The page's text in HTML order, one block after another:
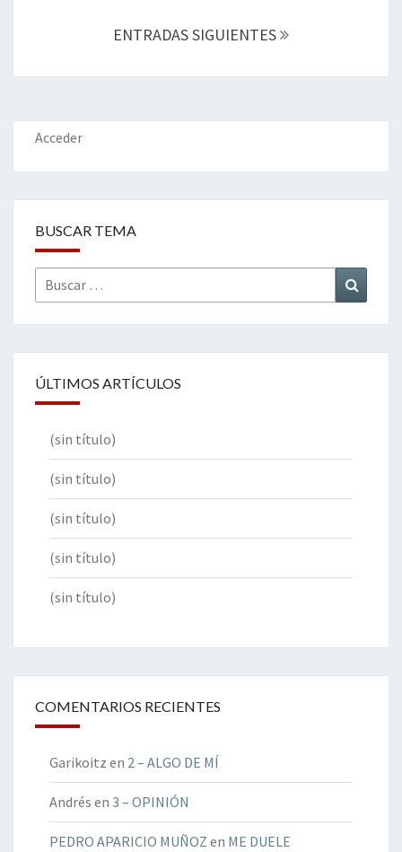
ENTRADAS SIGUIENTES
Acceder
BUSCAR TEMA
Buscar
por:
ÚLTIMOS ARTÍCULOS
(sin título)
(sin título)
(sin título)
(sin título)
(sin título)
COMENTARIOS RECIENTES
Garikoitz en 2 – ALGO DE MÍ
Andrés en 3 – OPINIÓN
PEDRO APARICIO MUÑOZ en ME DUELE